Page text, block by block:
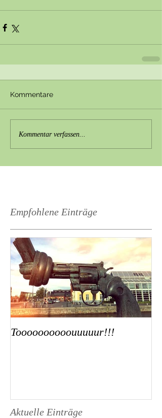
Kommentare
Kommentar verfassen...
Empfohlene Einträge
Toooooooooouuuuur!!!
Aktuelle Einträge